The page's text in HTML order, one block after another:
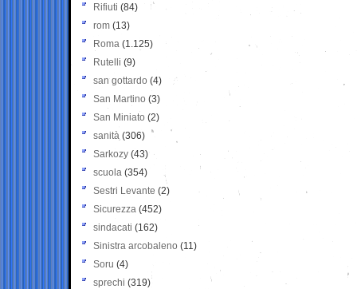
Rifiuti (84)
rom (13)
Roma (1.125)
Rutelli (9)
san gottardo (4)
San Martino (3)
San Miniato (2)
sanità (306)
Sarkozy (43)
scuola (354)
Sestri Levante (2)
Sicurezza (452)
sindacati (162)
Sinistra arcobaleno (11)
Soru (4)
sprechi (319)